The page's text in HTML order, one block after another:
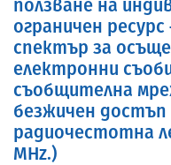
ползване на
ограничен
спектър за
електронни
съобщителна
безжичен достъп
радиочестотна
MHz.)